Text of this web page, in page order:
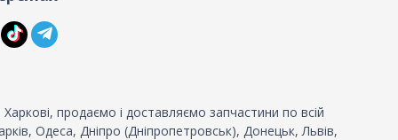
продаємо і доставляємо запчастини по всій
Одеса, Дніпро (Дніпропетровськ), Донецьк, Львів,